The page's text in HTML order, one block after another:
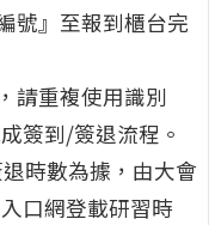
號』至報到櫃台完
請重複使用識別
簽到/簽退流程。
時數為據，由大會
口網登載研習時